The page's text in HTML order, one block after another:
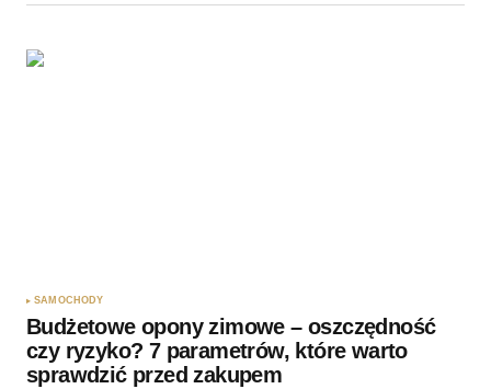
SAMOCHODY
Budżetowe opony zimowe – oszczędność
czy ryzyko? 7 parametrów, które warto
sprawdzić przed zakupem